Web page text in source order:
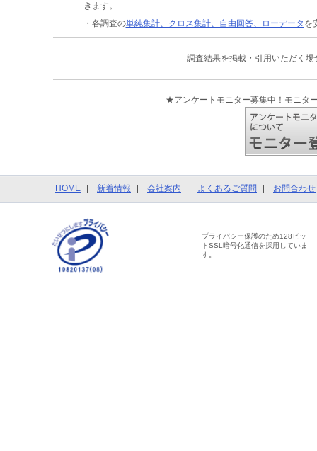
きます。
・各調査の単純集計、クロス集計、自由回答、ローデータ を
調査結果を掲載・引用いただく場
★アンケートモニター募集中！モニタ
HOME 新着情報 会社案内 よくあるご質問 お問合わせ
プライバシー保護のため128ビッ
トSSL暗号化通信を採用していま
す。